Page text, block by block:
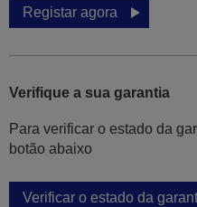
Registar agora
Verifique a sua garantia
Para verificar o estado da
botão abaixo
Verificar o estado da